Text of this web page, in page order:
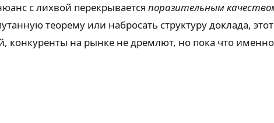
с лихвой перекрывается поразительным
теорему или набросать структуру доклада,
конкуренты на рынке не дремлют, но пока что